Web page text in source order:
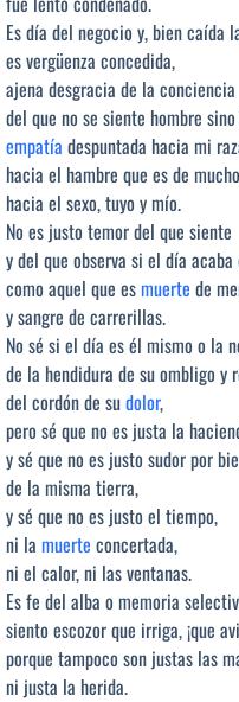
Es día del negocio y, bien caída
es vergüenza concedida,
ajena desgracia de la conciencia
del que no se siente hombre
empatía despuntada hacia mi
hacia el hambre que es de
hacia el sexo, tuyo y mío.
No es justo temor del que siente
y del que observa si el día
como aquel que esmuerte de
y sangre de carrerillas.
No sé si el día es él mismo o la
de la hendidura de su ombligo y
del cordón de sudolor,
pero sé que no es justa la
y sé que no es justo sudor por
de la misma tierra,
y sé que no es justo el tiempo,
ni la muerte concertada,
ni el calor, ni las ventanas.
Es fe del alba o memoria
siento escozor que irriga, ¡que
porque tampoco son justas las
ni justa la herida.